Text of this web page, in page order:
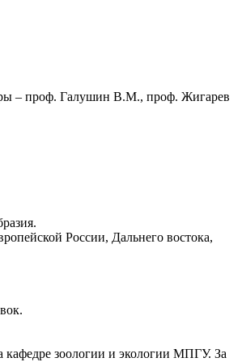
– проф. Галушин В.М., проф. Жигарев
России, Дальнего востока,
кафедре зоологии и экологии МПГУ. За